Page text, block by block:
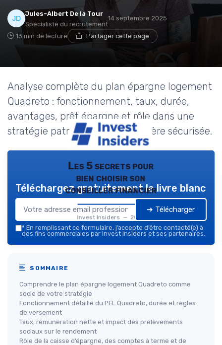
Jules-Albert De la Tour
Spécialiste du recrutement
14 septembre 2025
13 min de lecture Partager cette page
Analyse complète du plan épargne logement
Quadreto : fonctionnement, taux, durée,
avantages, prêt épargne et rôle dans une
stratégie patrimoniale immobilière sécurisée.
Les 5 secrets pour
bien choisir son
conseiller financier
Invest Insiders — 2026
Téléchargez gratuitement le livre blanc
➔ Télécharger
* En remplissant ce formulaire, j’accepte d’être contacté(e) à
des fins commerciales par Invest Insiders et ses partenaires.
SOMMAIRE
Comprendre le plan épargne logement Quadreto comme
socle de votre stratégie
Fonctionnement détaillé du PEL Quadreto, durée et règles
de versement
Taux, rémunération nette et impact des prélèvements
sociaux sur le rendement
Rôle de la caisse d’épargne, des comptes à terme et de